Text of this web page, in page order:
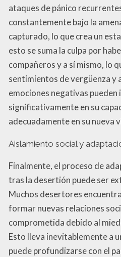
ataques de pánico
constantemente bajo la
capturado, lo que crea un
esto se suma la culpa por
compañeros y a sí mismo, lo
sentimientos de vergüenza y
emociones negativas
significativamente en su
adecuadamente en su nueva
Aislamiento social y
Finalmente, el proceso de
tras la desertión puede ser
Muchos desertores
formar nuevas relaciones
comprometida debido al
Esto lleva inevitablemente a
puede profundizarse con el